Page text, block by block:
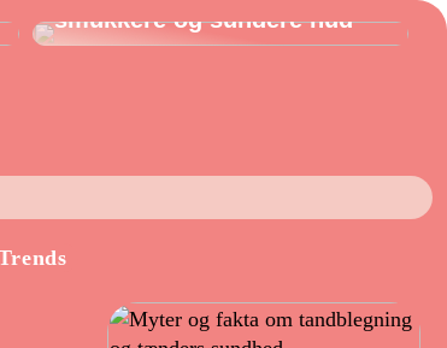
smukkere og sundere hud